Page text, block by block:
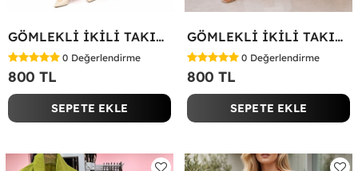
GÖMLEKLİ İKİLİ TAKIM Kırmızı
0 Değerlendirme
800 TL
SEPETE EKLE
GÖMLEKLİ İKİLİ TAKIM Beyaz
0 Değerlendirme
800 TL
SEPETE EKLE